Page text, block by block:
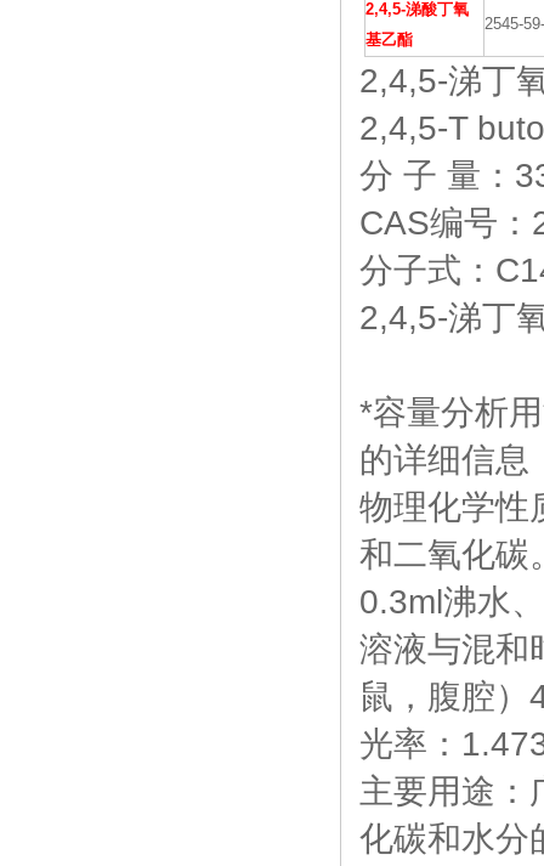
2,4,5-涕酸丁氧
基乙酯
2545-
2,4,5-涕丁
2,4,5-T
分 子 量：
CAS编号：
分子式：
2,4,5-涕丁
*容量分析
的详细信息
物理化学性
和二氧化碳
0.3ml沸水
溶液与混和
鼠，腹腔
光率：
主要用途：
化碳和水分